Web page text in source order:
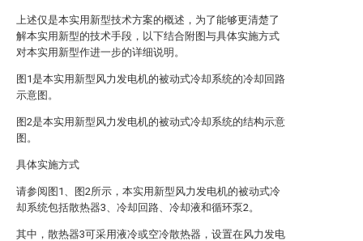
上述仅是本实用新型技术方案的概述，为了能够更清楚了
解本实用新型的技术手段，以下结合附图与具体实施方式
对本实用新型作进一步的详细说明。
图1是本实用新型风力发电机的被动式冷却系统的冷却回路
示意图。
图2是本实用新型风力发电机的被动式冷却系统的结构示意
图。
具体实施方式
请参阅图1、图2所示，本实用新型风力发电机的被动式冷
却系统包括散热器3、冷却回路、冷却液和循环泵2。
其中，散热器3可采用液冷或空冷散热器，设置在风力发电